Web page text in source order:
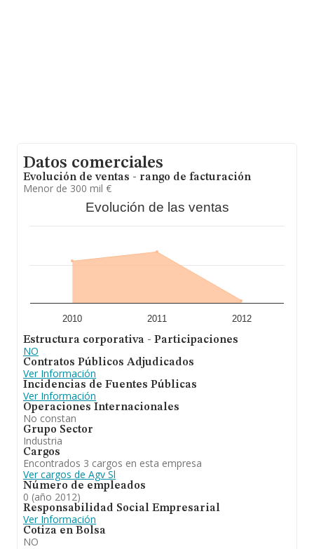
Datos comerciales
Evolución de ventas - rango de facturación
Menor de 300 mil €
Evolución de las ventas
2010 2011 2012
Estructura corporativa - Participaciones
NO
Contratos Públicos Adjudicados
Ver Información
Incidencias de Fuentes Públicas
Ver Información
Operaciones Internacionales
No constan
Grupo Sector
Industria
Cargos
Encontrados 3 cargos en esta empresa
Ver cargos de Agv Sl
Número de empleados
0 (año 2012)
Responsabilidad Social Empresarial
Ver Información
Cotiza en Bolsa
NO